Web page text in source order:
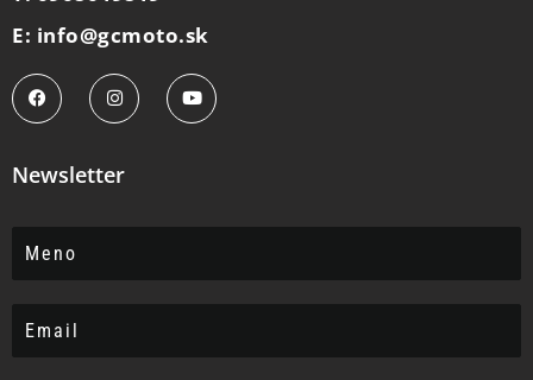
E: info@gcmoto.sk
Newsletter